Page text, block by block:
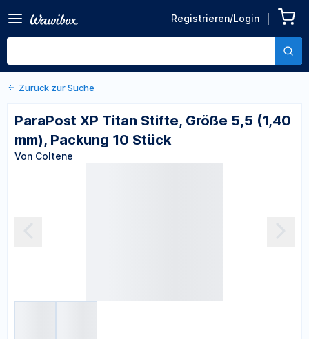
Registrieren/Login
Größe 5,5 (1,40 mm),
Packung 10 Stück
Von Coltene
Zurück zu den Produktdetails
Zurück zur Suche
ParaPost XP Titan Stifte, Größe 5,5 (1,40
mm), Packung 10 Stück
Von Coltene